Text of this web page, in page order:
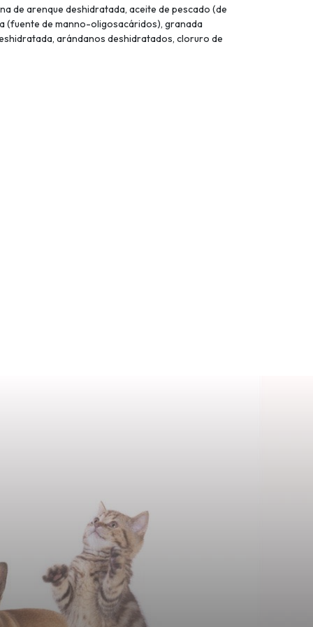
de arenque deshidratada, aceite de pescado (de
(fuente de manno-oligosacáridos), granada
arándanos deshidratados, cloruro de